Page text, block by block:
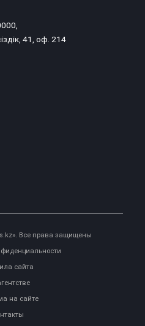
41, оф. 214
Все права защищены
сайта
на сайте